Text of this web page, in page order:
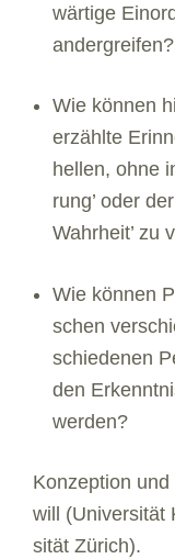
wär­tige
an­der­grei­fen?
Wie kön­nen
erzählte
hel­len, ohne
rung’ oder
Wahr­heit’ zu
Wie kön­nen
schen
schie­de­nen
den
wer­den?
Kon­zep­tion
will (Uni­ver­si­tät
si­tät Zürich).